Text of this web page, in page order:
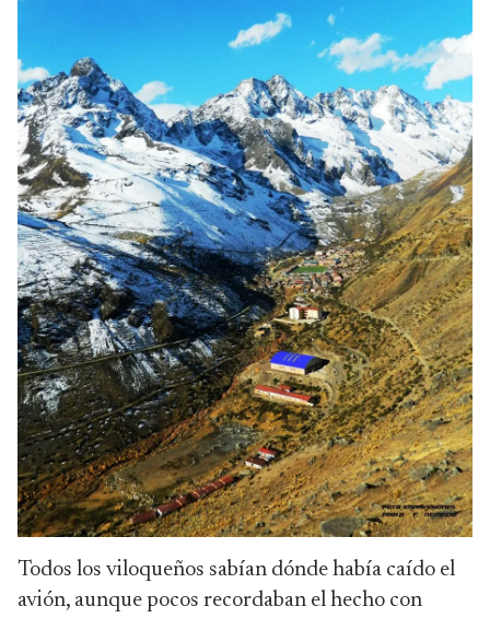
Todos los viloqueños sabían dónde había caído el
avión, aunque pocos recordaban el hecho con